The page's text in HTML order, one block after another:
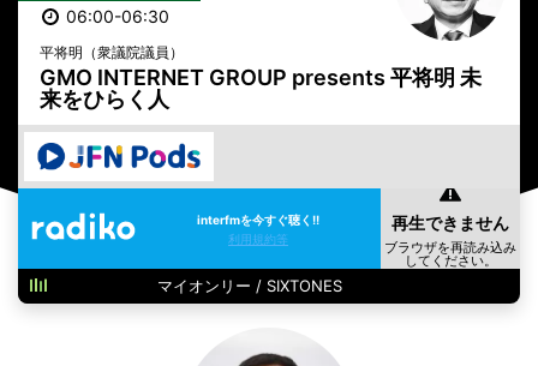
06:00-06:30
平将明（衆議院議員）
GMO INTERNET GROUP presents 平将明 未
来をひらく人
interfmを今すぐ聴く!!
利用規約等
マイオンリー / SIXTONES